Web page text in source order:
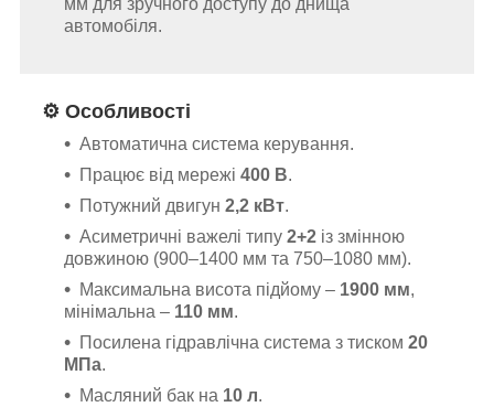
мм для зручного доступу до днища
автомобіля.
⚙️ Особливості
Автоматична система керування.
Працює від мережі 400 В.
Потужний двигун 2,2 кВт.
Асиметричні важелі типу 2+2 із змінною
довжиною (900–1400 мм та 750–1080 мм).
Максимальна висота підйому – 1900 мм,
мінімальна – 110 мм.
Посилена гідравлічна система з тиском 20
МПа.
Масляний бак на 10 л.